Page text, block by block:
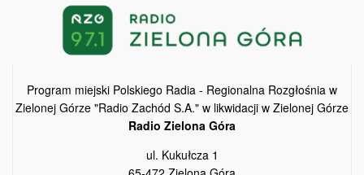
Program miejski Polskiego Radia - Regionalna Rozgłośnia w
Zielonej Górze "Radio Zachód S.A." w likwidacji w Zielonej Górze
Radio Zielona Góra
ul. Kukułcza 1